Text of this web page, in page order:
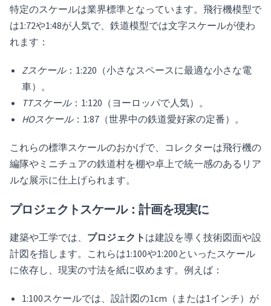
特定のスケールは業界標準となっています。飛行機模型で
は1:72や1:48が人気で、鉄道模型では文字スケールが使わ
れます：
Zスケール：1:220（小さなスペースに最適な小さな電
車）。
TTスケール：1:120（ヨーロッパで人気）。
HOスケール：1:87（世界中の鉄道愛好家の定番）。
これらの標準スケールのおかげで、コレクターは飛行機の
編隊やミニチュアの鉄道村を棚や卓上で統一感のあるリア
ルな展示に仕上げられます。
プロジェクトスケール：計画を現実に
建築や工学では、 プロジェクトは建設を導く技術図面や設
計図を指します。これらは1:100や1:200といったスケール
に依存し、現実の寸法を紙に収めます。例えば：
1:100スケールでは、設計図の1cm（または1インチ）が